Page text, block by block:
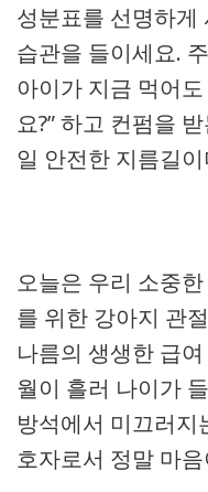
성분표를 선명하게
습관을 들이세요.
아이가 지금 먹어
요?” 하고 컨펌을
일 안전한 지름길
오늘은 우리 소중
를 위한 강아지 관
나름의 생생한 급
월이 흘러 나이가
방석에서 미끄러지
호자로서 정말 마